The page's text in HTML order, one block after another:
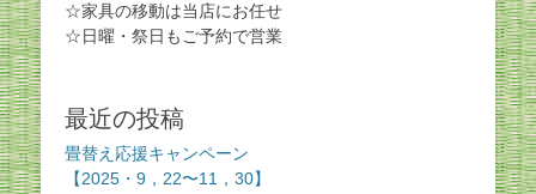
☆家具の移動は当店にお任せ
☆日曜・祭日もご予約で営業
最近の投稿
畳替え応援キャンペーン
【2025・9，22〜11，30】